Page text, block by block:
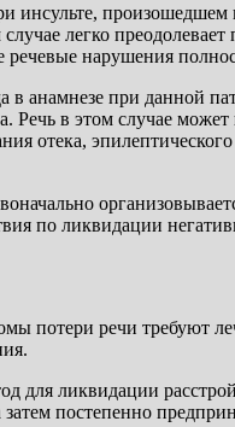
инсульте,
легко преодолевает
нарушения
в анамнезе при данной
Речь в этом случае
отека,
по ликвидации
потери речи требуют
для ликвидации
затем постепенно